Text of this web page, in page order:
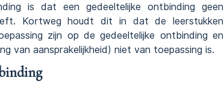
is dat een gedeeltelijke ontbinding geen
Kortweg houdt dit in dat de leerstukken
zijn op de gedeeltelijke ontbinding en
van aansprakelijkheid) niet van toepassing is.